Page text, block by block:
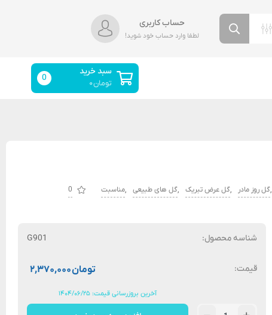
حساب کاربری
لطفا وارد حساب خود شوید!
سبد خرید
۰تومان 0
,گل روز مادر ,گل عرض تبریک ,گل های طبیعی ,مناسبت 0
شناسه محصول: G901
قیمت: ۲,۳۷۰,۰۰۰تومان
آخرین بروزرسانی قیمت: ۱۴۰۴/۰۶/۲۵